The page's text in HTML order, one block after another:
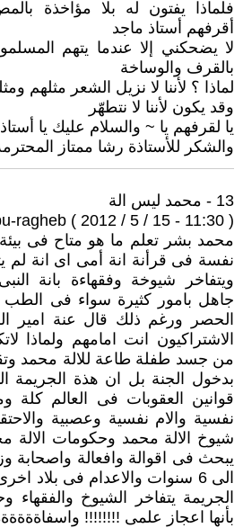
فلماذا يفتون له بلا مؤاخذة
أقرفهم أستاذ ماجد
لا يضحكني إلا عندما يتهم
بالقرف والوساخة
لماذا ؟ لأننا لا نزيل الشعر مثلهم
وقد يكون لأننا لا نتطهّر
يا لقرفهم يا ~ والسلام عليك يا
والشكر للأستاذة رشا ممتاز
13 - محمد ليس الة
ragheb ( 2012 / 5 / 15 - 11:30 )
محمد بشر تعلم ما هو متاح فى
نفسة فى قرأنة انة أمى اى انة لم
ويتفاخر شيوخة وفقهاءة بانة
جاهل بامور كثيرة سواء فى الطب
الحصر ورغم ذلك قال عنة امير
الاشتراكيون انت امامهم ولماذا
من جسد طفلة طاعة للالة محمد
بدخول الجنة بل ان هذة الجريمة
قوانين العقوبات فى العالم
نفسية والام نفسية وعصبية
شيوخ الالة محمد وحكومات الالة
يبحث فى اقوالة وافعالة واصحابة
الى 6 سنوات والاعدام فى بلاد
الجريمة يتفاخر الشيوخ والفقهاء
بأنها اعجاز علمى !!!!!!!!